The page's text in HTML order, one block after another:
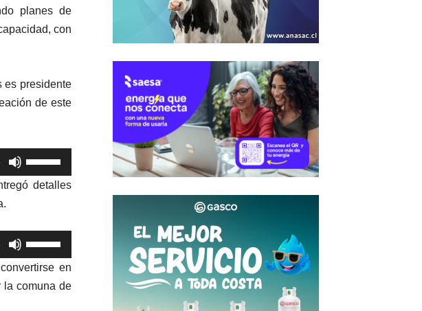
planes de
con
es presidente
de este
las
teclas
arriba/abajo
para
aumentar
detalles
las
teclas
de
en
la comuna de